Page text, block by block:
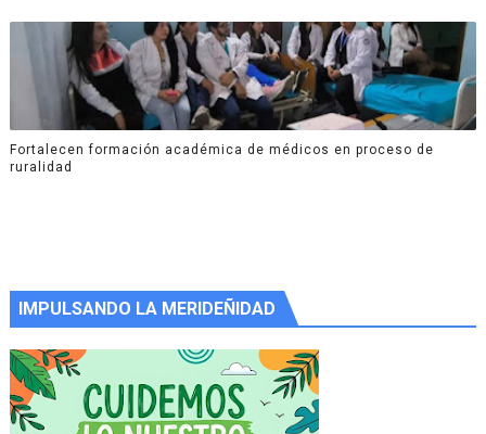
Fortalecen formación académica de médicos en proceso de
ruralidad
IMPULSANDO LA MERIDEÑIDAD